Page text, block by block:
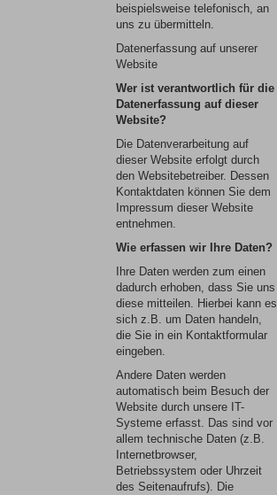
beispielsweise telefonisch, an
uns zu übermitteln.
Datenerfassung auf unserer
Website
Wer ist verantwortlich für die
Datenerfassung auf dieser
Website?
Die Datenverarbeitung auf
dieser Website erfolgt durch
den Websitebetreiber. Dessen
Kontaktdaten können Sie dem
Impressum dieser Website
entnehmen.
Wie erfassen wir Ihre Daten?
Ihre Daten werden zum einen
dadurch erhoben, dass Sie uns
diese mitteilen. Hierbei kann es
sich z.B. um Daten handeln,
die Sie in ein Kontaktformular
eingeben.
Andere Daten werden
automatisch beim Besuch der
Website durch unsere IT-
Systeme erfasst. Das sind vor
allem technische Daten (z.B.
Internetbrowser,
Betriebssystem oder Uhrzeit
des Seitenaufrufs). Die